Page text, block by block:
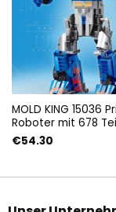
MOLD KING 15036
Roboter mit 678
€54.30